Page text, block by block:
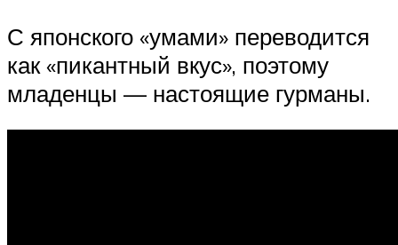
С японского «умами» переводится
как «пикантный вкус», поэтому
младенцы — настоящие гурманы.